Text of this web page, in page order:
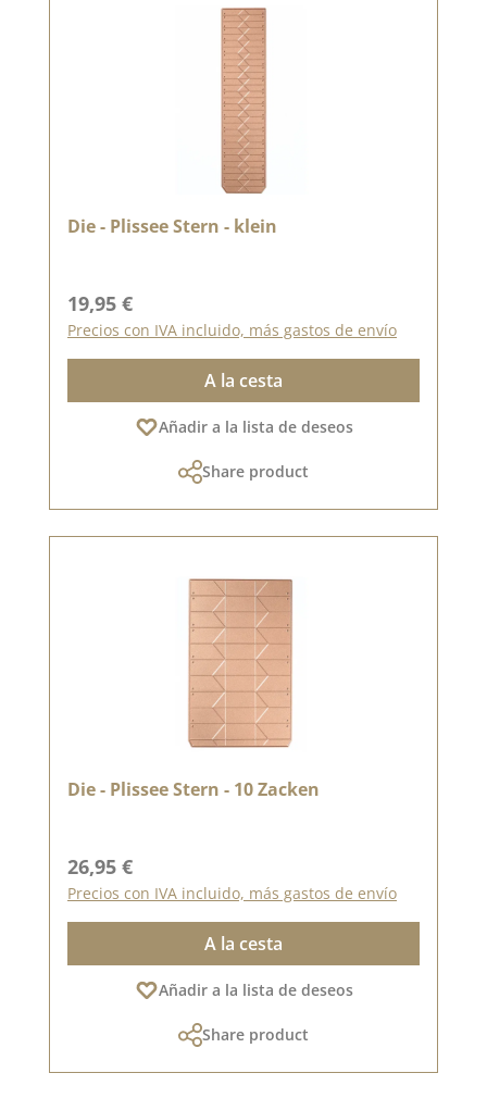
Die - Plissee Stern - klein
Precio normal:
19,95 €
Precios con IVA incluido, más gastos de envío
A la cesta
Añadir a la lista de deseos
Share product
Die - Plissee Stern - 10 Zacken
Precio normal:
26,95 €
Precios con IVA incluido, más gastos de envío
A la cesta
Añadir a la lista de deseos
Share product